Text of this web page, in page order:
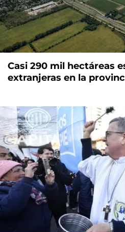
Casi 290 mil hectáreas
extranjeras en la